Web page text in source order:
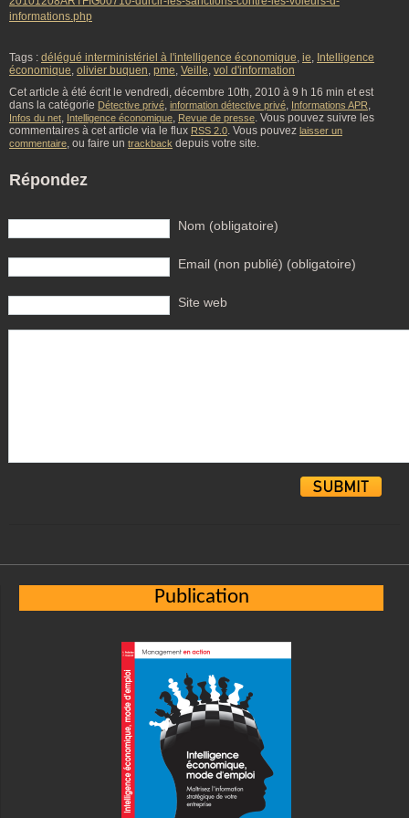
informations.php
Tags : délégué interministériel à l'intelligence économique, ie, Intelligence
économique, olivier buquen, pme, Veille, vol d'information
Cet article à été écrit le vendredi, décembre 10th, 2010 à 9 h 16 min et est
dans la catégorie Détective privé, information détective privé, Informations APR,
Infos du net, Intelligence économique, Revue de presse. Vous pouvez suivre les
commentaires à cet article via le flux RSS 2.0. Vous pouvez laisser un
commentaire, ou faire un trackback depuis votre site.
Répondez
Nom (obligatoire)
Email (non publié) (obligatoire)
Site web
Publication